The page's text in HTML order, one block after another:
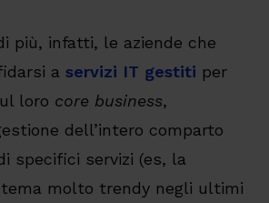
più, infatti, le aziende che
a servizi IT gestiti per
loro core business,
dell’intero comparto
specifici servizi (es, la
molto trendy negli ultimi